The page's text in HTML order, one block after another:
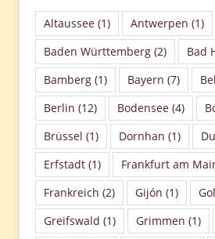
Altaussee (1) Antwerpen (1)
Baden Württemberg (2) Bad
Bamberg (1) Bayern (7)
Berlin (12) Bodensee (4)
Brüssel (1) Dornhan (1)
Erfstadt (1) Frankfurt am
Frankreich (2) Gijón (1)
Greifswald (1) Grimmen (1)